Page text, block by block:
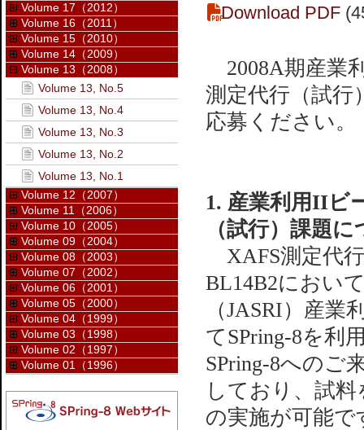
Download PDF
2008A期産業
測定代行（試行
応募ください。
1. 産業利用IIビ
（試行）課題
XAFS測定代
BL14B2におい
（JASRI）産
てSPring-8を利
SPring-8へのご
しており、試
の実施が可能
Volume 17（2012）
Volume 16（2011）
Volume 15（2010）
Volume 14（2009）
Volume 13（2008）
Volume 13, No.5
Volume 13, No.4
Volume 13, No.3
Volume 13, No.2
Volume 13, No.1
Volume 12（2007）
Volume 11（2006）
Volume 10（2005）
Volume 09（2004）
Volume 08（2003）
Volume 07（2002）
Volume 06（2001）
Volume 05（2000）
Volume 04（1999）
Volume 03（1998）
Volume 02（1997）
Volume 01（1996）